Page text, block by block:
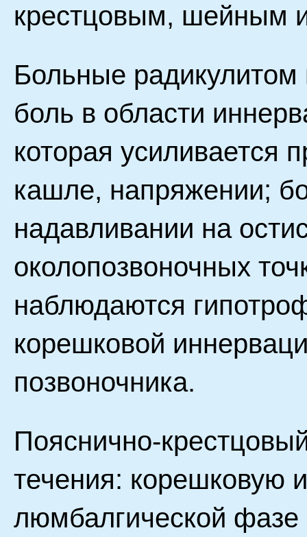
крестцовым, шейным
Больные
боль в области
которая усиливается
кашле, напряжении;
надавливании на
околопозвоночных
наблюдаются
корешковой
позвоночника.
Пояснично-
течения: корешковую
люмбалгической фазе